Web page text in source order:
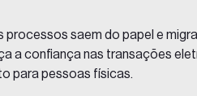
processos saem do papel e
a confiança nas transações
para pessoas físicas.